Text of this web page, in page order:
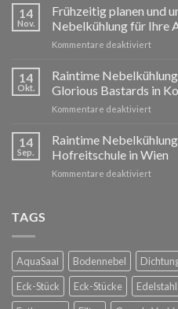
ein
Jahr!
14
Nov.
Frühzeitig planen und
Nebelkühlung für Ihre
Kommentare deaktiviertfür
planen
für
Ihre
14
Okt.
Raintime
Glorious Bastards in
Kommentare deaktiviertfür
der
14
Sep.
Raintime
Hofreitschule in Wien
Kommentare deaktiviertfür
in
Wien
TAGS
AquaSaal Bodennebel
Eck-Stück
Eck-Stücke Edelstahl